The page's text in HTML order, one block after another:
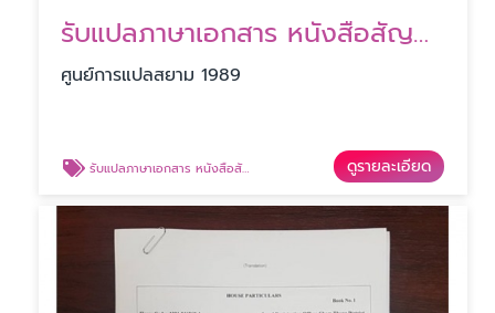
รับแปลภาษาเอกสาร หนังสือสัญญา รับแปลเอกสารราชการ
ศูนย์การแปลสยาม 1989
รับแปลภาษาเอกสาร หนังสือสัญญา รับแปลเอกสารราชการ ดูรายละเอียด